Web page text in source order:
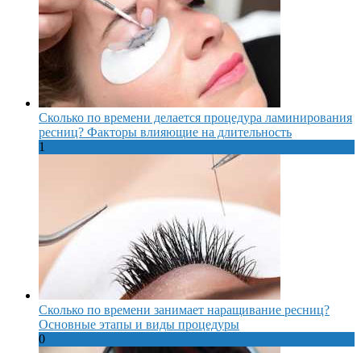
Сколько по времени делается процедура ламинирования
ресниц? Факторы влияющие на длительность
1
Сколько по времени занимает наращивание ресниц?
Основные этапы и виды процедуры
0